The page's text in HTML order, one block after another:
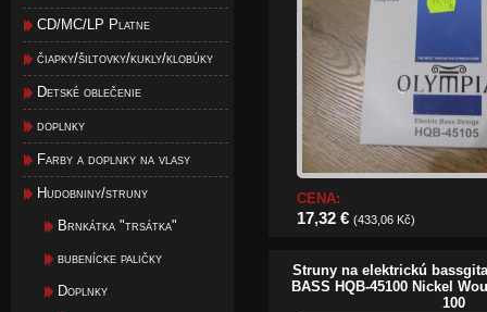
CD/MC/LP Platne
čiapky/šiltovky/kukly/klobúky
Detské oblečenie
doplnky
Farby a doplnky na vlasy
Hudobniny/struny
Brnkátka "trsátka"
bubenícke paličky
Doplnky
CENA:
17,32 € (433,06 Kč)
Struny na elektrickú
BASS HQB-45100 Nickel
100